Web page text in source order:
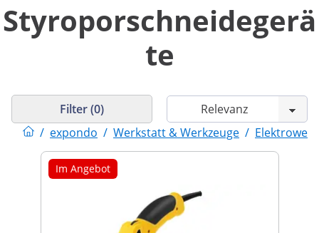
Styroporschneidegerä
te
/ expondo / Werkstatt & Werkzeuge /
Filter (0)
Im Angebot